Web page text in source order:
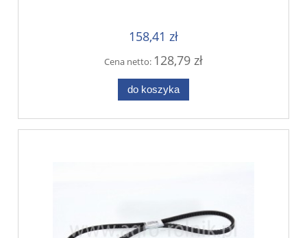
158,41 zł
Cena netto: 128,79 zł
do koszyka